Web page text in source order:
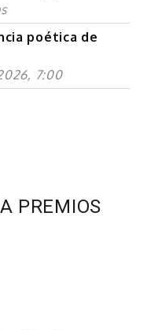
poética de
7:00
PREMIOS